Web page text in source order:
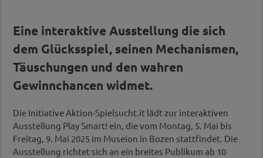
Eine interaktive Ausstellung die sich
dem Glücksspiel, seinen Mechanismen,
Täuschungen und den wahren
Gewinnchancen widmet.
Die Initiative Aktion-Spielsucht.it lädt zur interaktiven
Ausstellung Play Smart! ein, die vom Montag, 5. Mai bis
Freitag, 9. Mai 2025 im Museion in Bozen stattfindet. Die
Ausstellung richtet sich an ein breites Publikum ab 10